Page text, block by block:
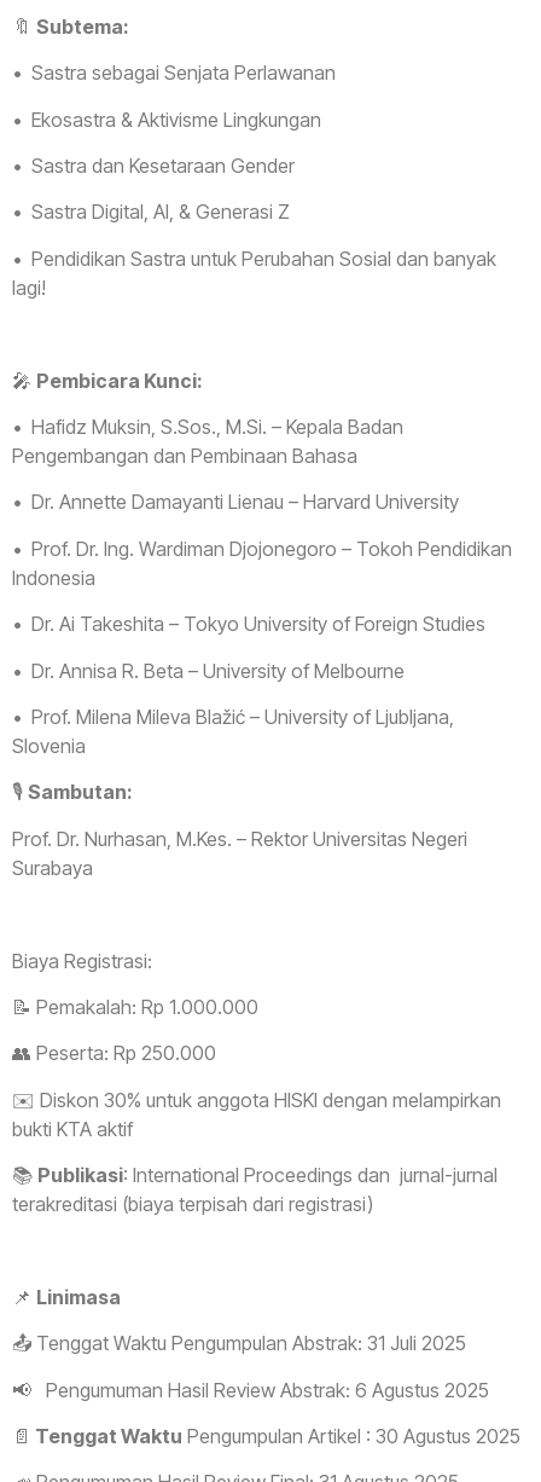
🔖 Subtema:
•⁠ ⁠Sastra sebagai Senjata Perlawanan
•⁠ ⁠Ekosastra & Aktivisme Lingkungan
•⁠ ⁠Sastra dan Kesetaraan Gender
•⁠ ⁠Sastra Digital, AI, & Generasi Z
•⁠ ⁠Pendidikan Sastra untuk Perubahan Sosial dan banyak
lagi!
🎤 Pembicara Kunci:
•⁠ ⁠Hafidz Muksin, S.Sos., M.Si. – Kepala Badan
Pengembangan dan Pembinaan Bahasa
•⁠ ⁠Dr. Annette Damayanti Lienau – Harvard University
•⁠ ⁠Prof. Dr. Ing. Wardiman Djojonegoro – Tokoh Pendidikan
Indonesia
•⁠ ⁠Dr. Ai Takeshita – Tokyo University of Foreign Studies
•⁠ ⁠Dr. Annisa R. Beta – University of Melbourne
•⁠ ⁠Prof. Milena Mileva Blažić – University of Ljubljana,
Slovenia
🎙️ Sambutan:
Prof. Dr. Nurhasan, M.Kes. – Rektor Universitas Negeri
Surabaya
Biaya Registrasi:
📝 Pemakalah: Rp 1.000.000
👥 Peserta: Rp 250.000
✉️ Diskon 30% untuk anggota HISKI dengan melampirkan
bukti KTA aktif
📚 Publikasi: International Proceedings dan jurnal-jurnal
terakreditasi (biaya terpisah dari registrasi)
📌 Linimasa
📤 Tenggat Waktu Pengumpulan Abstrak: 31 Juli 2025
📢 Pengumuman Hasil Review Abstrak: 6 Agustus 2025
📄 Tenggat Waktu Pengumpulan Artikel : 30 Agustus 2025